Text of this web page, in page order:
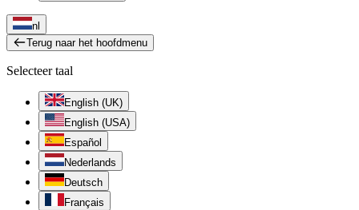
nl
Terug naar het hoofdmenu
Selecteer taal
English (UK)
English (USA)
Español
Nederlands
Deutsch
Français